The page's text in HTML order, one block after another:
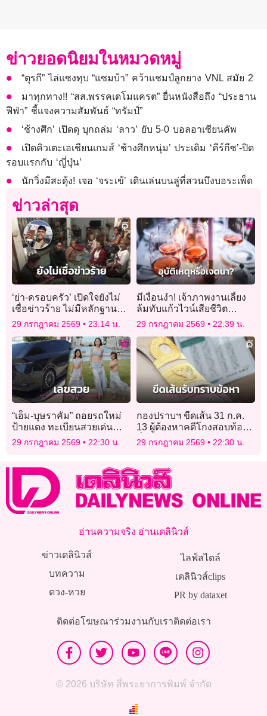
ข่าวยอดนิยมในหมวดหมู่
“ตุรกี” ไล่แซงทุบ “แซมบ้า” คว้าแชมป์ลูกยาง VNL สมัย 2
มาทุกทาง!! “สส.พรรคเดโมแครต” ยื่นหนังสือถึง “ประธาน
ฟีฟ่า” ชี้แจงความสัมพันธ์ “ทรัมป์”
‘ช้างศึก’ เปิดดุ บุกถล่ม ‘ลาว’ ยับ 5-0 บอลอาเซียนคัพ
เปิดคิวเตะเอเชียนเกมส์ ‘ช้างศึกหนุ่ม’ ประเดิม ‘คีร์กีซ’-ปิด
รอบแรกกับ ‘ญี่ปุ่น’
นักวิ่งมีสะดุ้ง! เจอ ‘จระเข้’ เดินเล่นบนลู่ที่สวนบึงบอระเพ็ด
ข่าวล่าสุด
‘ย่า-ครอบครัว’ เปิดใจยังไม่
เชื่อข่าวร้าย ไม่มีหลักฐาน
ยืนยัน ‘ฮลุน โซโล่’ เสียชีวิต
29 กรกฎาคม 2569 23:14 น.
มีเงื่อนงำ! เจ้าภาพงานเลี้ยง
ล้มทับแก้วไวน์เสียชีวิต
ตำรวจสงสัยอาจไม่ใช่
อุบัติเหตุ
29 กรกฎาคม 2569 22:39 น.
“เอ็ม-บุษราคัม” ถอยรถใหม่
ป้ายแดง ทะเบียนสวยเด่น
ดึงดูดคอหวยให้อวยพรรัวว่า
29 กรกฎาคม 2569 22:30 น.
กองปราบฯ ขีดเส้น 31 ก.ค.
13 ผู้ต้องหาคดีโกงสอบท้อง
ถิ่นรับทราบข้อหา ‘ธีรุตม์’ ขอ
เลื่อนพบตำรวจ
29 กรกฎาคม 2569 22:30 น.
อ่านความจริง อ่านเดลินิวส์
ข่าวเดลินิวส์
บทความ
ดวง-หวย
ไลฟ์สไตล์
เดลินิวส์clips
PR by dataxet
ติดต่อโฆษณาร่วมงานกับเราติดต่อเรา
© 2026 บริษัท สี่พระยาการพิมพ์ จำกัด